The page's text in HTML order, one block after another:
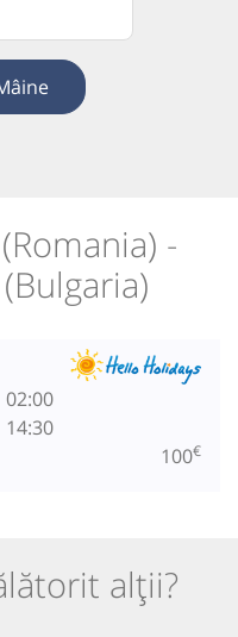
-
02:00
14:30
100€
alții?